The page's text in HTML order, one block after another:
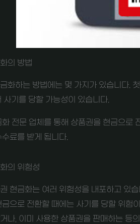
의 방법
화하는 방법에는 몇 가지가 있습니다.
사기를 당할 가능성이 있습니다.
전문 업체를 통해 상품권을 현금으로
료를 받게 됩니다.
의 위험성
현금화는 여러 위험성을 내포하고 있
으로 전환할 때에는 사기를 당할 위험
나, 이미 사용한 상품권을 판매하는 등